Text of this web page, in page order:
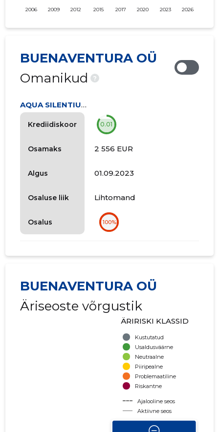
2006 2009 2012 2015 2017 2020 2023 2026
BUENAVENTURA OÜ
Omanikud
?
Krediidiskoor
Osamaks
Algus
Osaluse liik
Osalus
AQUA SILENTIUM OÜ
0.01
2 556 EUR
01.09.2023
Lihtomand
100%
BUENAVENTURA OÜ
Äriseoste võrgustik
ÄRIRISKI KLASSID
Kustutatud
Usaldusväärne
Neutraalne
Piiripealne
Problemaatiline
Riskantne
Ajalooline seos
Aktiivne seos
käibe suurus